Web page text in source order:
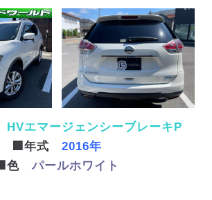
HVエマージェンシーブレーキP
🟩年式 2016年
🟧色 パールホワイト